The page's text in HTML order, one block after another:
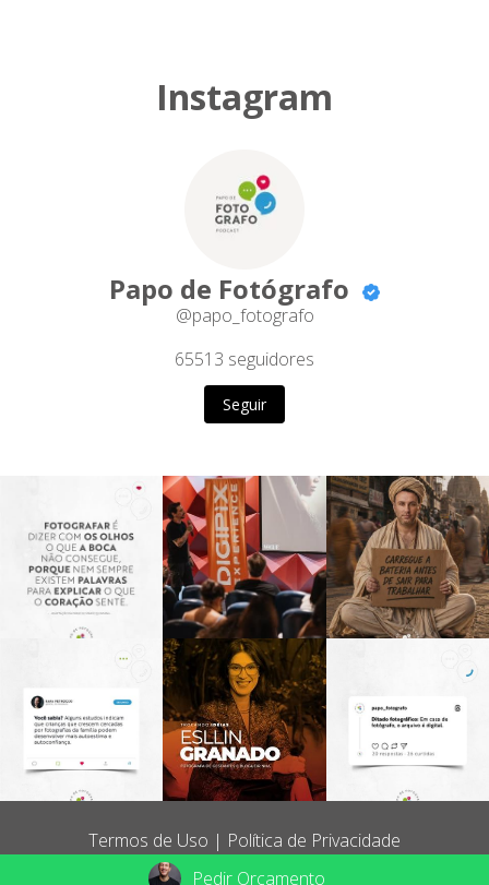
Instagram
Papo de Fotógrafo
@papo_fotografo
65513 seguidores
Seguir
Termos de Uso Política de Privacidade
Pedir Orçamento